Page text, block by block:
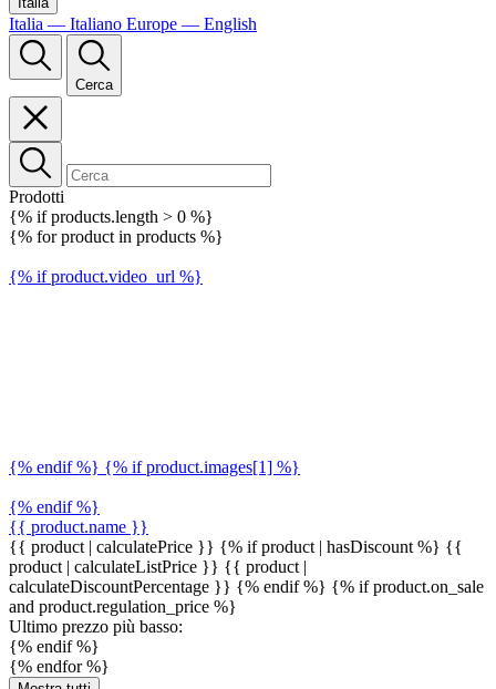
Italia — Italiano Europe — English
Cerca
Prodotti
{% if products.length > 0 %}
{% for product in products %}
{% if product.video_url %}
{% endif %} {% if product.images[1] %}
{% endif %}
{{ product.name }}
{{ product | calculatePrice }} {% if product | hasDiscount %} {{
product | calculateListPrice }} {{ product |
calculateDiscountPercentage }} {% endif %} {% if product.on_sale
and product.regulation_price %}
Ultimo prezzo più basso:
{% endif %}
{% endfor %}